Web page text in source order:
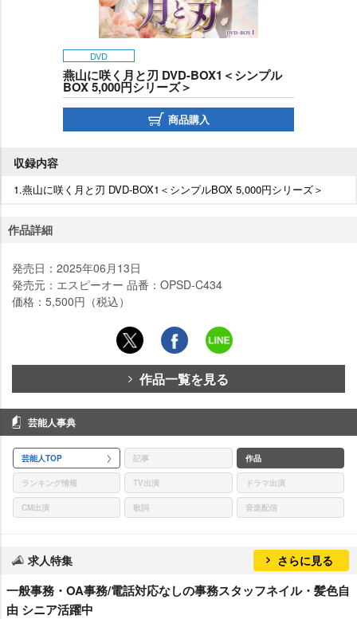
DVD
燕山に咲く月と刃 DVD-BOX1＜シンプル
BOX 5,000円シリーズ＞
商品購入
収録内容
1.燕山に咲く月と刃 DVD-BOX1＜シンプルBOX 5,000円シリーズ＞
作品詳細
発売日：2025年06月13日
発売元：エスピーオー 品番：OPSD-C434
価格：5,500円（税込）
作品一覧を見る
芸能人事典
芸能人TOP 記事 作品
ランキング情報 TV出演 ドラマ出演
CM出演 歌詞 音楽配信
求人特集 さらに見る
一般事務・OA事務/電話対応なしの事務スタッフネイル・髪色自
由 シニア活躍中